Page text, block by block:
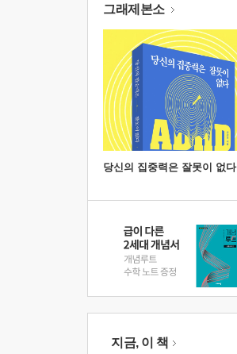
그래제본소
당신의 집중력은 잘못이 없다
지금, 이 책